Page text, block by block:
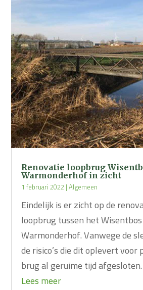
Renovatie loopbrug
Warmonderhof in zicht
1 februari 2022 |Algemeen
Eindelijk is er zicht op de
loopbrug tussen het
Warmonderhof. Vanwege de
de risico’s die dit oplevert voor
brug al geruime tijd afgesloten.
Lees meer